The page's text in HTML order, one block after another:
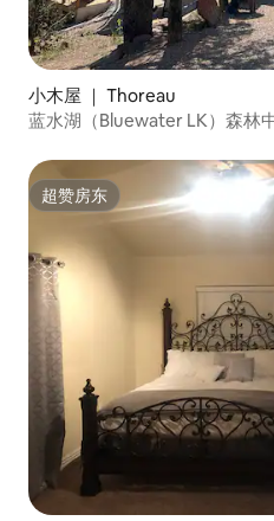
小木屋 ｜ Thoreau
蓝水湖（Bluewater LK）森林
超赞房东
超赞房东